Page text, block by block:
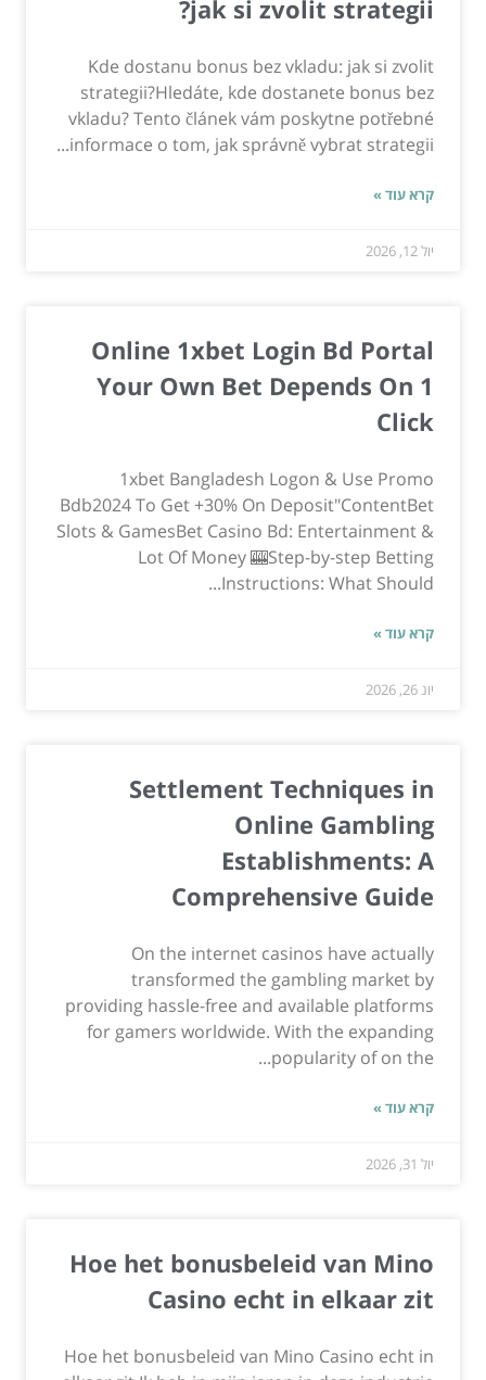
jak si zvolit strategii?
Kde dostanu bonus bez vkladu: jak si zvolit
strategii?Hledáte, kde dostanete bonus bez
vkladu? Tento článek vám poskytne potřebné
informace o tom, jak správně vybrat strategii...
קרא עוד »
יול 12, 2026
Online 1xbet Login Bd Portal
Your Own Bet Depends On 1
Click
1xbet Bangladesh Logon & Use Promo
Bdb2024 To Get +30% On Deposit"ContentBet
Slots & GamesBet Casino Bd: Entertainment &
Lot Of Money 🎰Step-by-step Betting
Instructions: What Should...
קרא עוד »
יונ 26, 2026
Settlement Techniques in
Online Gambling
Establishments: A
Comprehensive Guide
On the internet casinos have actually
transformed the gambling market by
providing hassle-free and available platforms
for gamers worldwide. With the expanding
popularity of on the...
קרא עוד »
יול 31, 2026
Hoe het bonusbeleid van Mino
Casino echt in elkaar zit
Hoe het bonusbeleid van Mino Casino echt in